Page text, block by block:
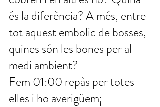
és la diferència? A més, entre
tot aquest embolic de bosses,
quines són les bones per al
medi ambient?
Fem 01:00 repàs per totes
elles i ho averigüem¡